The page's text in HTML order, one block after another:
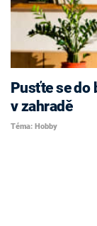
Pusťte se do
v zahradě
Téma: Hobby